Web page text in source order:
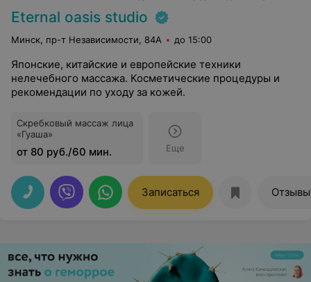
Eternal oasis studio
Минск, пр-т Независимости, 84А до 15:00
Японские, китайские и европейские техники
нелечебного массажа. Косметические процедуры и
рекомендации по уходу за кожей.
Скребковый массаж лица
«Гуаша»
от 80 руб./60 мин. Еще
Записаться Отзывы